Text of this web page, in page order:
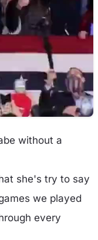
without a
she's try to say
we played
every